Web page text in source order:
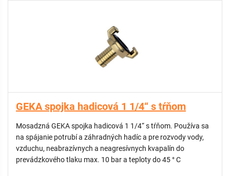
GEKA spojka hadicová 1 1/4“ s tŕňom
Mosadzná GEKA spojka hadicová 1 1/4“ s tŕňom. Používa sa
na spájanie potrubí a záhradných hadíc a pre rozvody vody,
vzduchu, neabrazívnych a neagresívnych kvapalín do
prevádzkového tlaku max. 10 bar a teploty do 45 ° C